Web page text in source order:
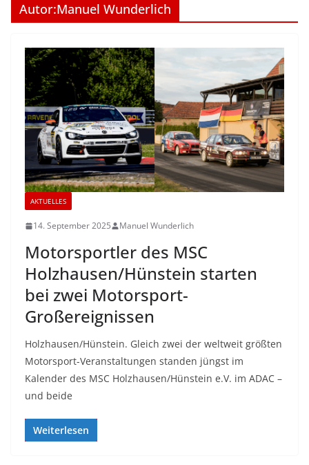
Autor:Manuel Wunderlich
AKTUELLES
14. September 2025 Manuel Wunderlich
Motorsportler des MSC
Holzhausen/Hünstein starten
bei zwei Motorsport-
Großereignissen
Holzhausen/Hünstein. Gleich zwei der weltweit größten
Motorsport-Veranstaltungen standen jüngst im
Kalender des MSC Holzhausen/Hünstein e.V. im ADAC –
und beide
Weiterlesen